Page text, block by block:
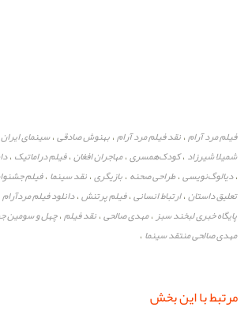
فیلم مرد آرام،نقد فیلم مرد آرام،بهنوش صادقی،سینمای ایران
شمیلا شیرزاد ،کودک‌همسری،مهاجران افغان،فیلم دراماتیک ،
،دیالوگ‌نویسی،طراحی صحنه ،بازیگری،نقد سینما ،فیلم
تعلیق داستان،ارتباط انسانی،فیلم پرتنش،دانلود فیلم مردآرام
پایگاه خبری لبخند سبز،مهدی صالحی،نقد فیلم،چهل و سومین
مهدی صالحی منتقد سینما ،
مرتبط با این بخش